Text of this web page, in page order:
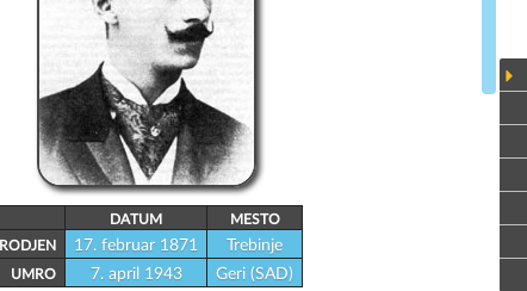
DATUM
MESTO
RODJEN
17. februar 1871 Trebinje
UMRO 7. april 1943 Geri (SAD)